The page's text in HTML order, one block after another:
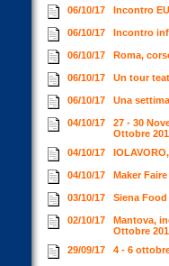
06/10/17 Incontro
06/10/17 Incontro
06/10/17 Roma,
06/10/17 Un tour
06/10/17 Una
04/10/17
27 - 30
Ottobre
04/10/17
04/10/17 Maker
03/10/17 Siena
02/10/17
Mantova,
Ottobre
29/09/17
4 - 6